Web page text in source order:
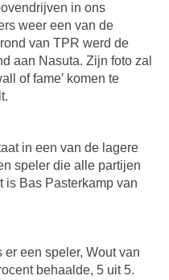
in ons
weer een van de
van TPR werd de
aan Nasuta. Zijn foto zal
of fame′ komen te
in een van de lagere
speler die alle partijen
is Bas Pasterkamp van
een speler, Wout van
behaalde, 5 uit 5.